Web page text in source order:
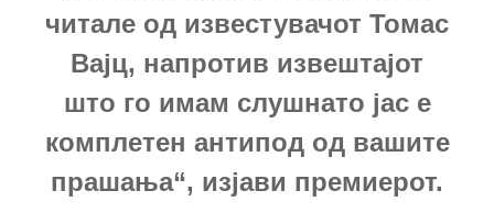
читале од известувачот Томас
Вајц, напротив извештајот
што го имам слушнато јас е
комплетен антипод од вашите
прашања“, изјави премиерот.